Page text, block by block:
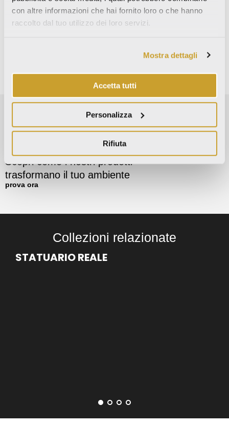
con altre informazioni che hai fornito loro o che hanno
raccolto dal tuo utilizzo dei loro servizi.
Mostra dettagli
Accetta tutti
Personalizza
Rifiuta
There are no decors for this collection.
Scopri come i nostri prodotti
trasformano il tuo ambiente
prova ora
Collezioni relazionate
STATUARIO REALE